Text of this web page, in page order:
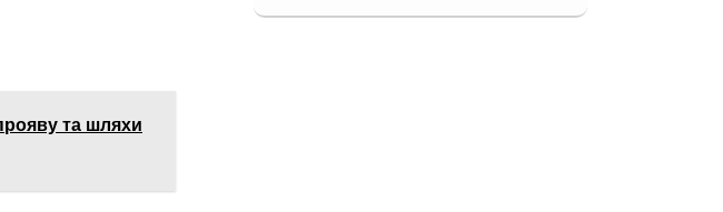
та шляхи